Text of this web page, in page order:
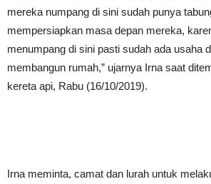
mereka numpang di sini sudah punya
mempersiapkan masa depan mereka,
menumpang di sini pasti sudah ada usaha
membangun rumah,” ujarnya Irna saat
kereta api, Rabu (16/10/2019).
Irna meminta, camat dan lurah untuk